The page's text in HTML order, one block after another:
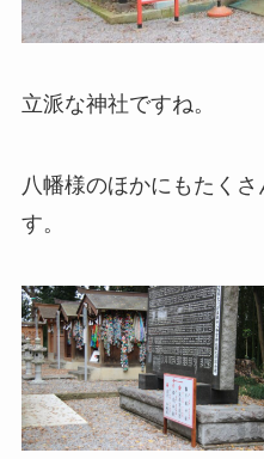
立派な神社ですね。
八幡様のほかにもたく
す。